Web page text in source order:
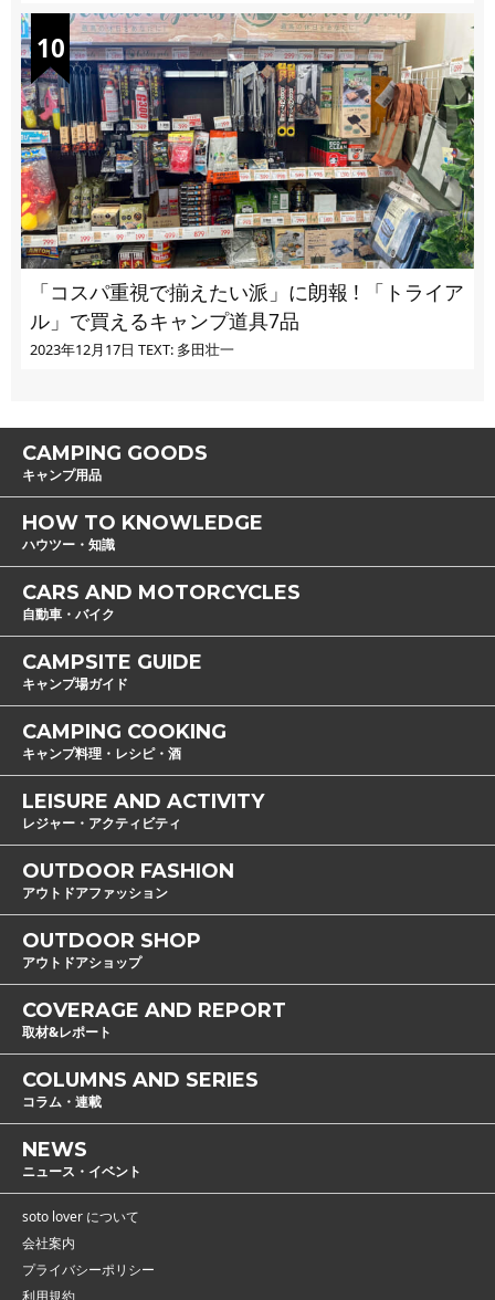
「コスパ重視で揃えたい派」に朗報 ! 「トライア
ル」で買えるキャンプ道具7品
2023年12月17日 TEXT: 多田壮一
CAMPING GOODS
キャンプ用品
HOW TO KNOWLEDGE
ハウツー・知識
CARS AND MOTORCYCLES
自動車・バイク
CAMPSITE GUIDE
キャンプ場ガイド
CAMPING COOKING
キャンプ料理・レシピ・酒
LEISURE AND ACTIVITY
レジャー・アクティビティ
OUTDOOR FASHION
アウトドアファッション
OUTDOOR SHOP
アウトドアショップ
COVERAGE AND REPORT
取材&レポート
COLUMNS AND SERIES
コラム・連載
NEWS
ニュース・イベント
soto lover について
会社案内
プライバシーポリシー
利用規約